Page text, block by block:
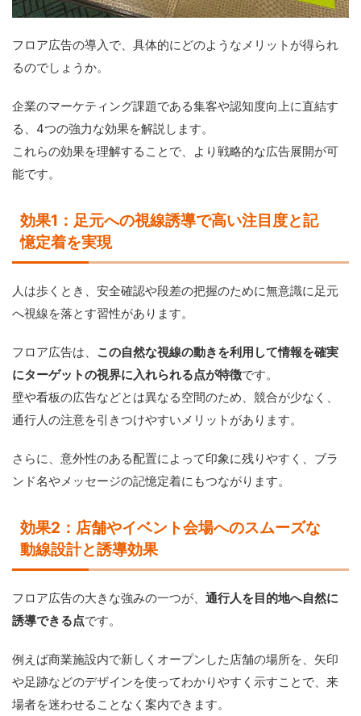
フロア広告の導入で、具体的にどのようなメリットが得られ
るのでしょうか。
企業のマーケティング課題である集客や認知度向上に直結す
る、4つの強力な効果を解説します。
これらの効果を理解することで、より戦略的な広告展開が可
能です。
効果1：足元への視線誘導で高い注目度と記
憶定着を実現
人は歩くとき、安全確認や段差の把握のために無意識に足元
へ視線を落とす習性があります。
フロア広告は、 この自然な視線の動きを利用して情報を確実
にターゲットの視界に入れられる点が特徴です。
壁や看板の広告などとは異なる空間のため、競合が少なく、
通行人の注意を引きつけやすいメリットがあります。
さらに、意外性のある配置によって印象に残りやすく、ブラ
ンド名やメッセージの記憶定着にもつながります。
効果2：店舗やイベント会場へのスムーズな
動線設計と誘導効果
フロア広告の大きな強みの一つが、 通行人を目的地へ自然に
誘導できる点です。
例えば商業施設内で新しくオープンした店舗の場所を、矢印
や足跡などのデザインを使ってわかりやすく示すことで、来
場者を迷わせることなく案内できます。